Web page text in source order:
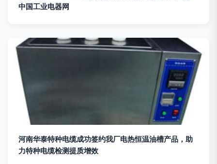
中国工业电器网
河南华泰特种电缆成功签约我厂电热恒温油槽产品，助
力特种电缆检测提质增效